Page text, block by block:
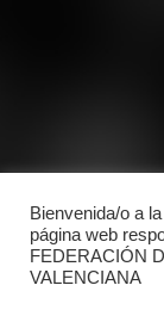
Bienvenida/o a
página web
FEDERACIÓN
VALENCIANA